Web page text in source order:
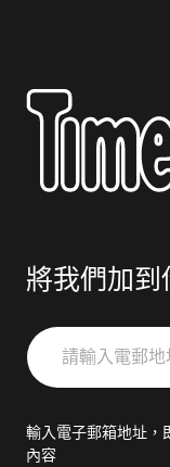
將我們加到
請
輸
郵
輸入電子郵箱地址，
內容